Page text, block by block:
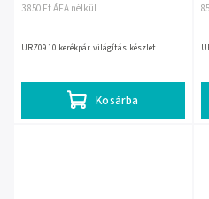
3 850 Ft ÁFA nélkül
Kosárba
URZ0910 kerékpár világítás készlet